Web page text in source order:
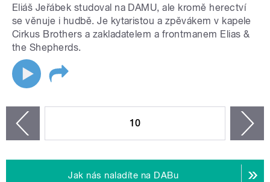
Eliáš Jeřábek studoval na DAMU, ale kromě herectví
se věnuje i hudbě. Je kytaristou a zpěvákem v kapele
Cirkus Brothers a zakladatelem a frontmanem Elias &
the Shepherds.
10
Jak nás naladíte na DABu